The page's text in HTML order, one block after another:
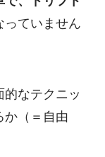
っていません
なテクニッ
か（＝自由